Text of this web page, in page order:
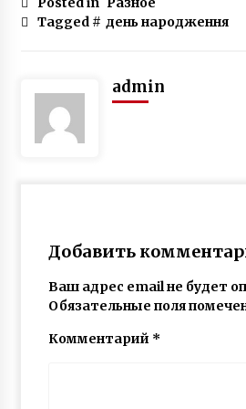
Tagged # день народження
admin
Добавить
Ваш адрес email не будет
Обязательные поля
Комментарий *